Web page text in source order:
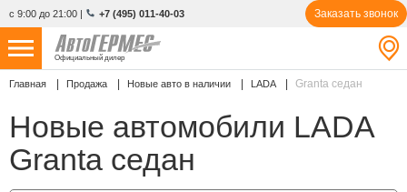
с 9:00 до 21:00 | +7 (495) 011-40-03 Заказать звонок
Официальный дилер
НОВЫЕ АВТОМОБИЛИ
С ПРОБЕГОМ 855 авто
Главная Продажа Новые авто в наличии LADA Granta седан
Новые автомобили LADA
Granta седан